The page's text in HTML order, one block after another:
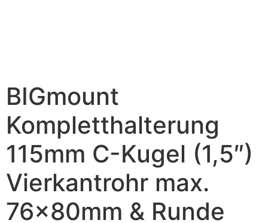
BIGmount
Kompletthalterung
115mm C-Kugel (1,5″)
Vierkantrohr max.
76x80mm & Runde